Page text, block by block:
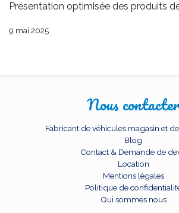
Présentation optimisée des produits
9 mai 2025
Nous
Fabricant de véhicules magasin et
Blog
Contact & Demande de
Location
Mentions légales
Politique de
Qui sommes nous